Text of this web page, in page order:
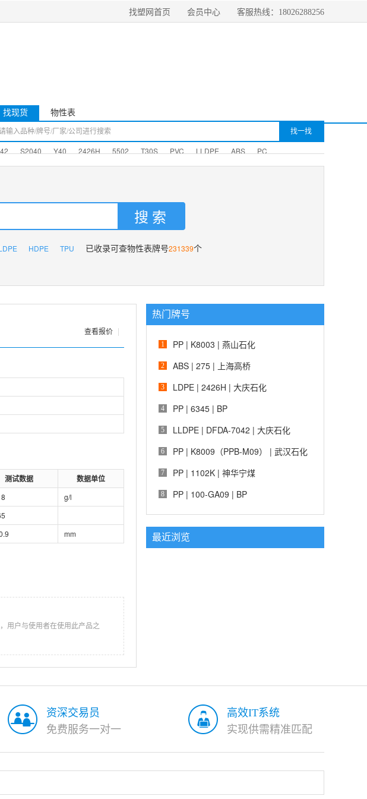
找塑网首页 会员中心 客服热线：18026288256
找现货 物性表
S2040 Y40 2426H 5502 T30S PVC LLDPE ABS PC
HDPE TPU 已收录可查物性表牌号231339个
查看报价
测试数据
数据单位
g/l
mm
用户与使用者在使用此产品之
热门牌号
1 PP | K8003 | 燕山石化
2 ABS | 275 | 上海高桥
3 LDPE | 2426H | 大庆石化
4 PP | 6345 | BP
5 LLDPE | DFDA-7042 | 大庆石化
6 PP | K8009（PPB-M09） | 武汉石化
7 PP | 1102K | 神华宁煤
8 PP | 100-GA09 | BP
最近浏览
资深交易员
免费服务一对一
高效IT系统
实现供需精准匹配